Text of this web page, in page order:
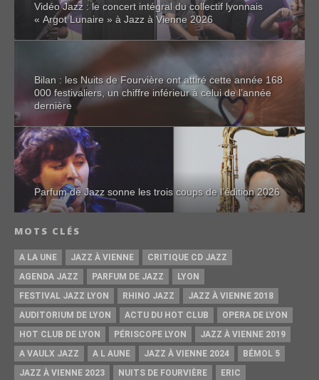
Vidéo Jazz : le concert intégral du collectif lyonnais
« Argot Lunaire » à Jazz à Vienne 2026
Bilan : les Nuits de Fourvière ont attiré cette année 168
000 festivaliers, un chiffre inférieur à celui de l’année
dernière
Parfum de Jazz sonne les trois coups de l’édition 2026
MOTS CLÉS
A LA UNE JAZZ À VIENNE
CRITIQUE CD JAZZ
AGENDA JAZZ
PARFUM DE JAZZ
LYON
FESTIVAL JAZZ LYON
RHINO JAZZ
JAZZ À VIENNE 2018
AUDITORIUM DE LYON
ACTU DU HOT CLUB
OPERA DE LYON
HOT CLUB DE LYON
PÉRISCOPE LYON
JAZZ À VIENNE 2019
A VAULX JAZZ
A L AUNE JAZZ À VIENNE 2024
BÉMOL 5
JAZZ À VIENNE 2023
NUITS DE FOURVIÈRE
ERIC